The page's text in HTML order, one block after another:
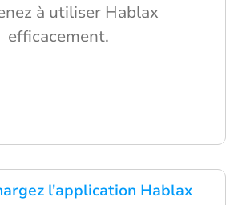
l'application Hablax
à utiliser Hablax
efficacement.